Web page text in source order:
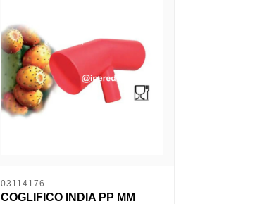
03114176
COGLIFICO INDIA PP MM